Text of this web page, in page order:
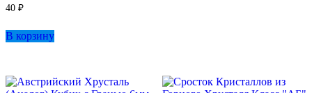
40 ₽
В корзину